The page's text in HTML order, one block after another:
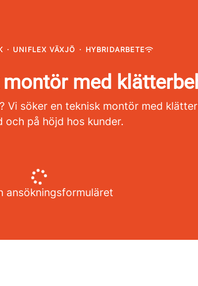
· UNIFLEX VÄXJÖ · HYBRIDARBETE
med
söker en teknisk montör med
och på höjd hos kunder.
ansökningsformuläret